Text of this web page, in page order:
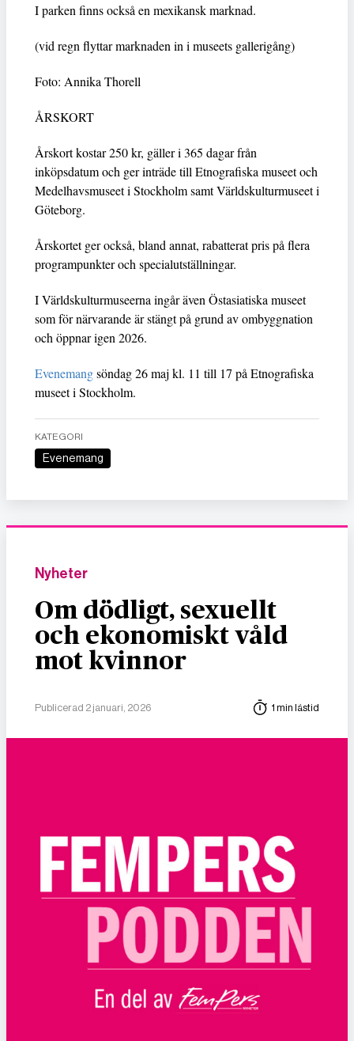
I parken finns också en mexikansk marknad.
(vid regn flyttar marknaden in i museets gallerigång)
Foto: Annika Thorell
ÅRSKORT
Årskort kostar 250 kr, gäller i 365 dagar från
inköpsdatum och ger inträde till Etnografiska museet och
Medelhavsmuseet i Stockholm samt Världskulturmuseet i
Göteborg.
Årskortet ger också, bland annat, rabatterat pris på flera
programpunkter och specialutställningar.
I Världskulturmuseerna ingår även Östasiatiska museet
som för närvarande är stängt på grund av ombyggnation
och öppnar igen 2026.
Evenemangsöndag 26 maj kl. 11 till 17 på Etnografiska
museet i Stockholm.
KATEGORI
Evenemang
Nyheter
Om dödligt, sexuellt
och ekonomiskt våld
mot kvinnor
Publicerad 2 januari, 2026 1 min lästid